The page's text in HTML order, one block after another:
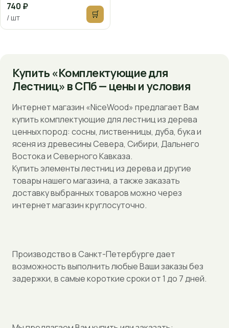
740 ₽
/ шт 🛒
Купить «Комплектующие для
Лестниц» в СПб — цены и условия
Интернет магазин «NiceWood» предлагает Вам
купить комплектующие для лестниц из дерева
ценных пород: сосны, лиственницы, дуба, бука и
ясеня из древесины Cевера, Сибири, Дальнего
Востока и Северного Кавказа.
Купить элементы лестниц из дерева и другие
товары нашего магазина, а также заказать
доставку выбранных товаров можно через
интернет магазин круглосуточно.
Производство в Санкт-Петербурге дает
возможность выполнить любые Ваши заказы без
задержки, в самые короткие сроки от 1 до 7 дней.